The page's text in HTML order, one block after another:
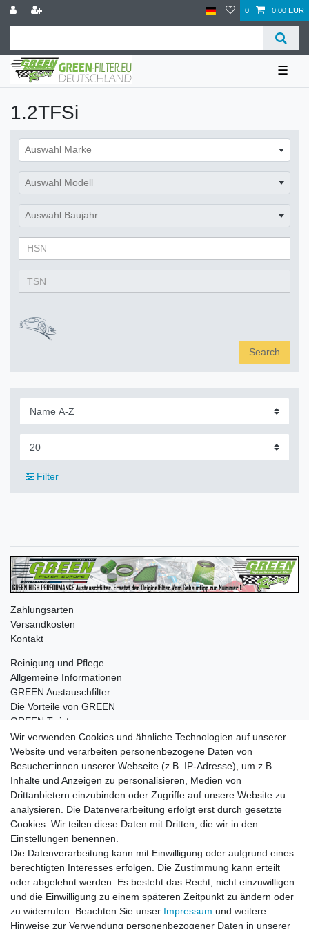
0 0,00 EUR
☰
1.2TFSi
Auswahl Marke
Auswahl Modell
Auswahl Baujahr
Search
Filter
Zahlungsarten
Versandkosten
Kontakt
Reinigung und Pflege
Allgemeine Informationen
GREEN Austauschfilter
Die Vorteile von GREEN
GREEN Twister
Impressum Daten­schutz­erklärung AGB
Barrierefreiheitserklärung Widerrufs­recht
Vertrag widerrufen Kontakt
© Copyright 2026 | Alle Rechte vorbehalten.
Wir verwenden Cookies und ähnliche Technologien auf unserer
Website und verarbeiten personenbezogene Daten von
Besucher:innen unserer Webseite (z.B. IP-Adresse), um z.B.
Inhalte und Anzeigen zu personalisieren, Medien von
Drittanbietern einzubinden oder Zugriffe auf unsere Website zu
analysieren. Die Datenverarbeitung erfolgt erst durch gesetzte
Cookies. Wir teilen diese Daten mit Dritten, die wir in den
Einstellungen benennen.
Die Datenverarbeitung kann mit Einwilligung oder aufgrund eines
berechtigten Interesses erfolgen. Die Zustimmung kann erteilt
oder abgelehnt werden. Es besteht das Recht, nicht einzuwilligen
und die Einwilligung zu einem späteren Zeitpunkt zu ändern oder
zu widerrufen. Beachten Sie unser Impressum und weitere
Hinweise zur Verwendung personenbezogener Daten in unserer